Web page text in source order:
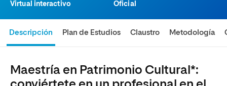
Virtual interactivo
Oficial
Descripción Plan de Estudios Claustro Metodología
Maestría en Patrimonio Cultural*: